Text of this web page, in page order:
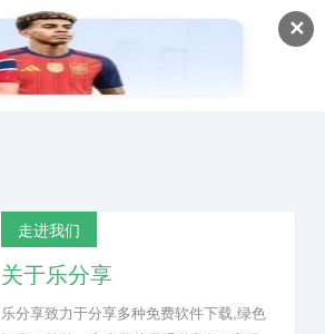
✕
走进我们
关于乐分享
乐分享致力于分享多种免费软件下载,绿色